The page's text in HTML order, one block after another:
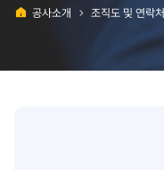
공사소개 조직도 및 연락처